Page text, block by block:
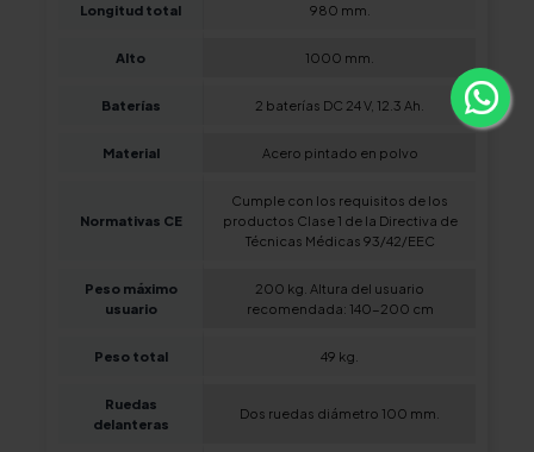
Longitud total 980 mm.
Alto 1000 mm.
Baterías 2 baterías DC 24 V, 12.3 Ah.
Material Acero pintado en polvo
Normativas CE
Cumple con los requisitos de los
productos Clase 1 de la Directiva de
Técnicas Médicas 93/42/EEC
Peso máximo
usuario
200 kg. Altura del usuario
recomendada: 140-200 cm
Peso total 49 kg.
Ruedas
delanteras
Dos ruedas diámetro 100 mm.